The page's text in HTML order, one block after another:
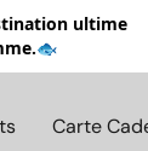
ultime
Carte